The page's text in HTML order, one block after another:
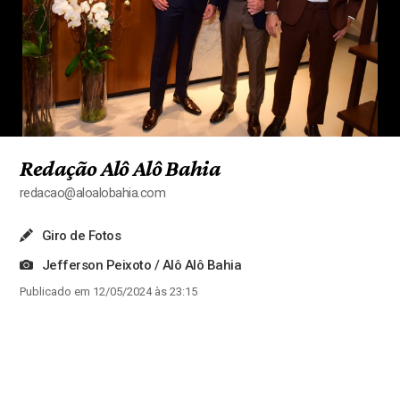
Redação Alô Alô Bahia
redacao@aloalobahia.com
Giro de Fotos
Jefferson Peixoto / Alô Alô Bahia
Publicado em 12/05/2024 às 23:15